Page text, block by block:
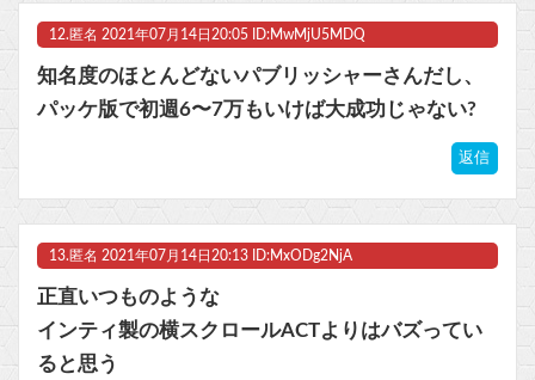
12. 匿名 2021年07月14日20:05 ID:MwMjU5MDQ
知名度のほとんどないパブリッシャーさんだし、
パッケ版で初週6〜7万もいけば大成功じゃない?
返信
13. 匿名 2021年07月14日20:13 ID:MxODg2NjA
正直いつものような
インティ製の横スクロールACTよりはバズってい
ると思う